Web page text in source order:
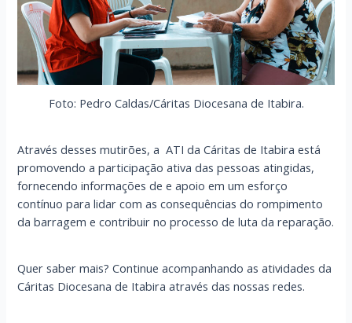
Foto: Pedro Caldas/Cáritas Diocesana de Itabira.
Através desses mutirões, a ATI da Cáritas de Itabira está
promovendo a participação ativa das pessoas atingidas,
fornecendo informações de e apoio em um esforço
contínuo para lidar com as consequências do rompimento
da barragem e contribuir no processo de luta da reparação.
Quer saber mais? Continue acompanhando as atividades da
Cáritas Diocesana de Itabira através das nossas redes.